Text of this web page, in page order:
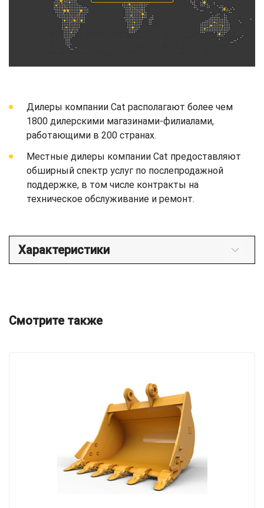
Дилеры компании Cat располагают более чем
1800 дилерскими магазинами-филиалами,
работающими в 200 странах.
Местные дилеры компании Cat предоставляют
обширный спектр услуг по послепродажной
поддержке, в том числе контракты на
техническое обслуживание и ремонт.
Характеристики
Смотрите также